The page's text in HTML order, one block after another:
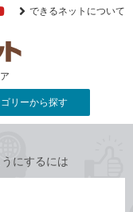
YouTube
できるネットについて
リーから探す
にするには